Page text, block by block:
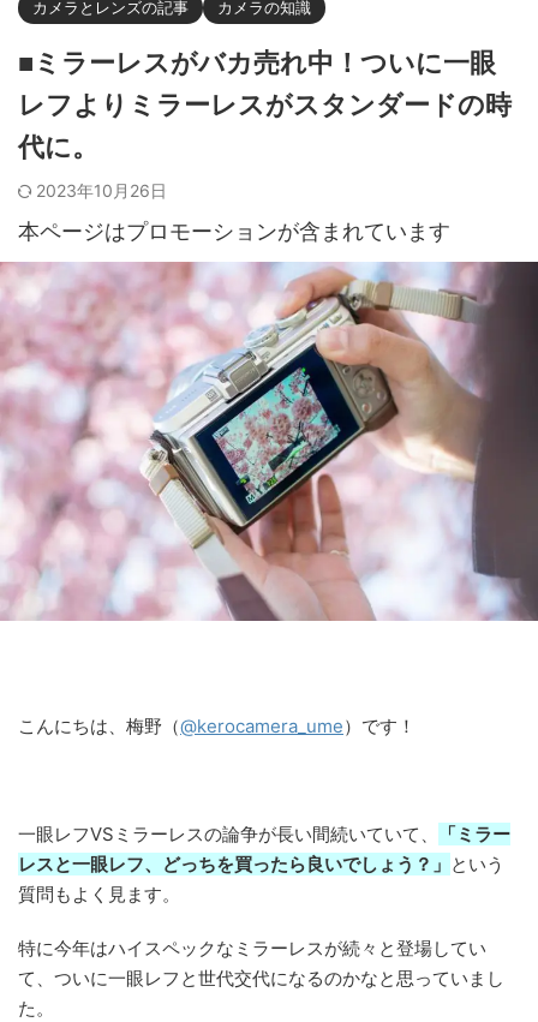
カメラとレンズの記事 カメラの知識
■ミラーレスがバカ売れ中！ついに一眼
レフよりミラーレスがスタンダードの時
代に。
2023年10月26日
本ページはプロモーションが含まれています
こんにちは、梅野（@kerocamera_ume）です！
一眼レフVSミラーレスの論争が長い間続いていて、
「ミラー
レスと一眼レフ、どっちを買ったら良いでしょう？」 という
質問もよく見ます。
特に今年はハイスペックなミラーレスが続々と登場してい
て、ついに一眼レフと世代交代になるのかなと思っていまし
た。